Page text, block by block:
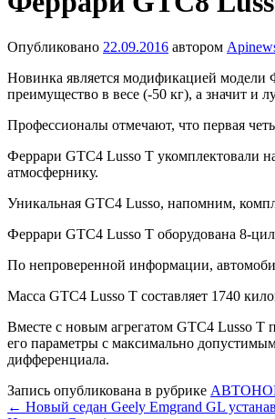
Опубликовано 22.09.2016 автором
Новинка является модификацией модели
преимущество в весе (-50 кг), а значит и
Профессионалы отмечают, что первая
Феррари GTC4 Lusso T укомплектовали
атмосфернику.
Уникальная GTC4 Lusso, напомним,
Феррари GTC4 Lusso Т оборудована 8-
По непроверенной информации,
Масса GTC4 Lusso T составляет 1740
Вместе с новым агрегатом GTC4 Lusso T
его параметры с максимально
дифференциала.
Запись опубликована в рубрике
← Новый седан Geely Emgrand GL